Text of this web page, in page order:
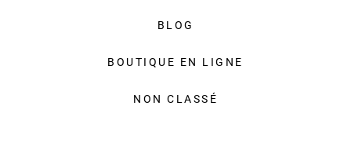
BLOG
BOUTIQUE EN LIGNE
NON CLASSÉ